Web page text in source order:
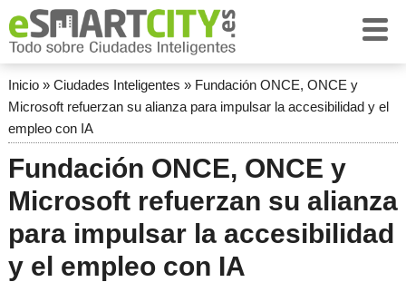
Inicio» Ciudades Inteligentes » Fundación ONCE, ONCE y
Microsoft refuerzan su alianza para impulsar la accesibilidad y el
empleo con IA
Fundación ONCE, ONCE y
Microsoft refuerzan su alianza
para impulsar la accesibilidad
y el empleo con IA